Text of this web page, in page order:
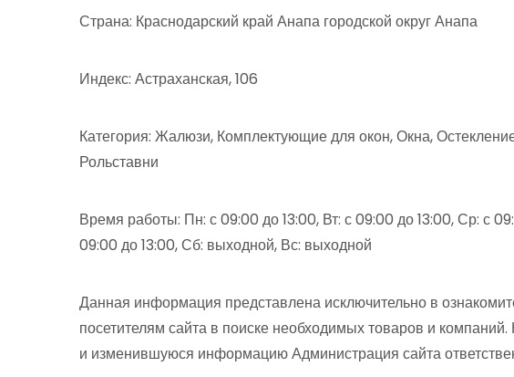
Страна: Краснодарский край Анапа городской округ Анапа
Индекс: Астраханская, 106
Категория: Жалюзи, Комплектующие для окон, Окна,
Рольставни
Время работы: Пн: с 09:00 до 13:00, Вт: с 09:00 до 13:00, Ср: с
09:00 до 13:00, Сб: выходной, Вс: выходной
Данная информация представлена исключительно в
посетителям сайта в поиске необходимых товаров и
и изменившуюся информацию Администрация сайта